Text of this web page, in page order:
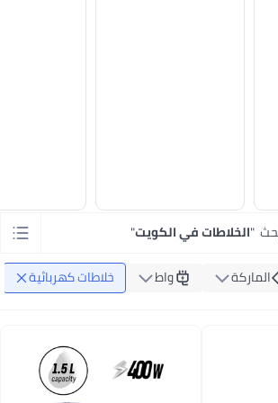
" الخلاطات في الكويت"
الماركة واط خلاطات كهربائية